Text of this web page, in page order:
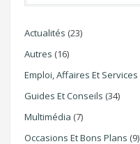
Actualités (23)
Autres (16)
Emploi, Affaires Et Services
Guides Et Conseils (34)
Multimédia (7)
Occasions Et Bons Plans (9)